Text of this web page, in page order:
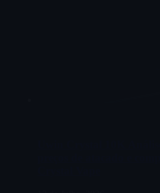
Uwin Crystal 10K
preços de atacado e